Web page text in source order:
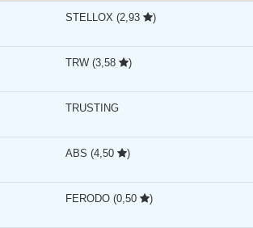
STELLOX (2,93 )
TRW (3,58 )
TRUSTING
ABS (4,50 )
FERODO (0,50 )